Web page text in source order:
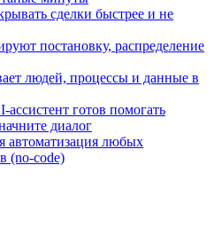
сделки быстрее и не
постановку, распределение
людей, процессы и данные в
ассистент готов помогать
диалог
автоматизация любых
(no-code)